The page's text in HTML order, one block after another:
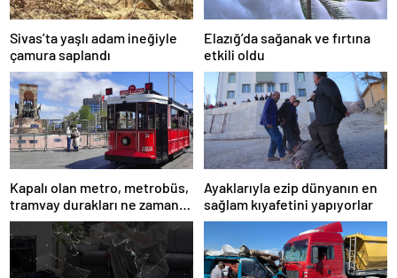
Sivas’ta yaşlı adam ineğiyle
çamura saplandı
Elazığ’da sağanak ve fırtına
etkili oldu
Kapalı olan metro, metrobüs,
tramvay durakları ne zaman
açılacak 1 Mayıs?
Ayaklarıyla ezip dünyanın en
sağlam kıyafetini yapıyorlar